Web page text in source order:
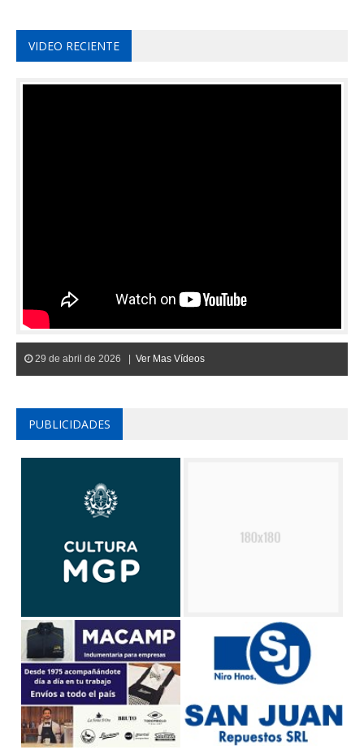
VIDEO RECIENTE
29 de abril de 2026 | Ver Mas Vídeos
PUBLICIDADES